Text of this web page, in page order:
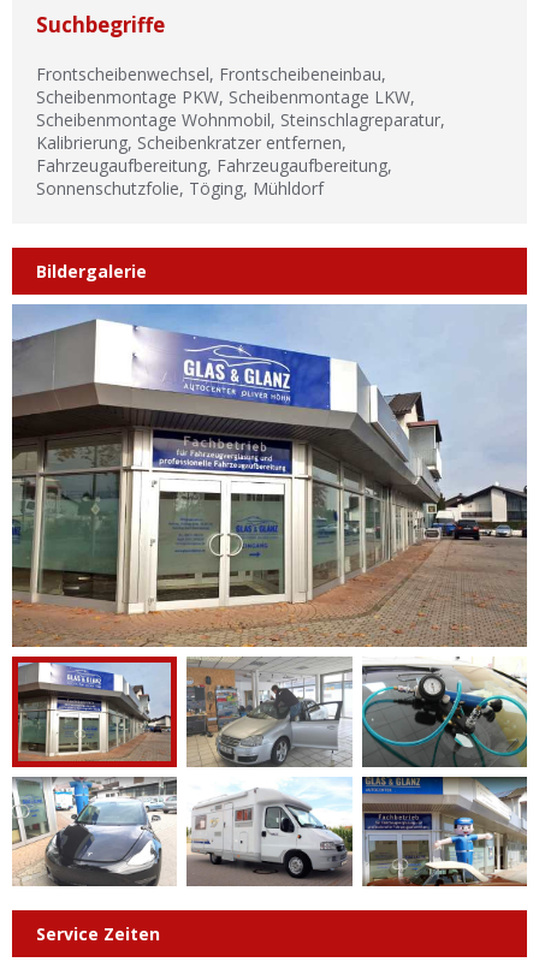
Suchbegriffe
Frontscheibenwechsel, Frontscheibeneinbau,
Scheibenmontage PKW, Scheibenmontage LKW,
Scheibenmontage Wohnmobil, Steinschlagreparatur,
Kalibrierung, Scheibenkratzer entfernen,
Fahrzeugaufbereitung, Fahrzeugaufbereitung,
Sonnenschutzfolie, Töging, Mühldorf
Bildergalerie
Service Zeiten